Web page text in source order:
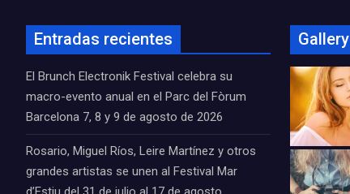
Entradas recientes
El Brunch Electronik Festival celebra su
macro-evento anual en el Parc del Fòrum
Barcelona 7, 8 y 9 de agosto de 2026
Rosario, Miguel Ríos, Leire Martínez y otros
grandes artistas se unen al Festival Mar
Gallery